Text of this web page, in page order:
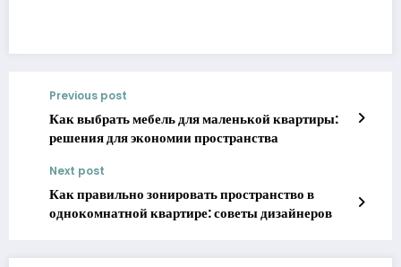
Previous post
Как выбрать мебель для маленькой квартиры:
решения для экономии пространства
Next post
Как правильно зонировать пространство в
однокомнатной квартире: советы дизайнеров